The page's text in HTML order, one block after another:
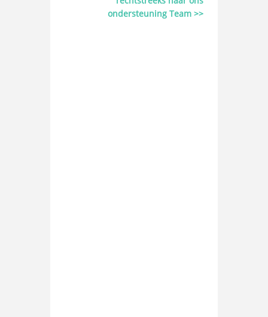
ondersteuning Team >>